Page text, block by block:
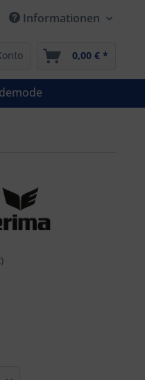
Informationen
0,00 € *